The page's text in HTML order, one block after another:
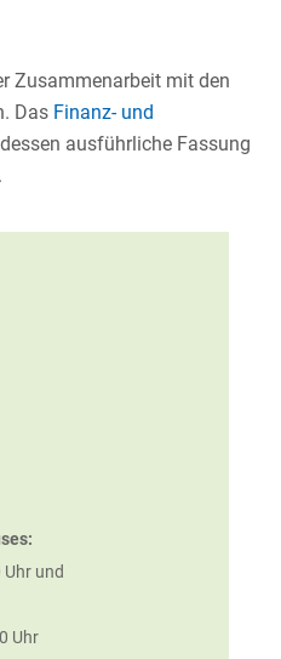
Zusammenarbeit mit den
Das Finanz- und
ausführliche Fassung
und
Uhr